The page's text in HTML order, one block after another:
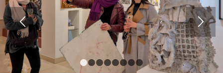
1 2 3 4 5 6 7 8